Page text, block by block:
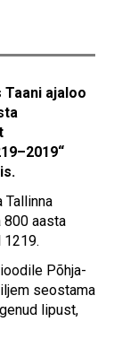
ajaloo
Tallinna
800 aasta
1219.
Põhja-
seostama
lipust,